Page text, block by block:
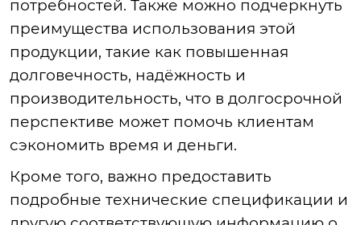
потребностей. Также можно подчеркнуть
преимущества использования этой
продукции, такие как повышенная
долговечность, надёжность и
производительность, что в долгосрочной
перспективе может помочь клиентам
сэкономить время и деньги.
Кроме того, важно предоставить
подробные технические спецификации и